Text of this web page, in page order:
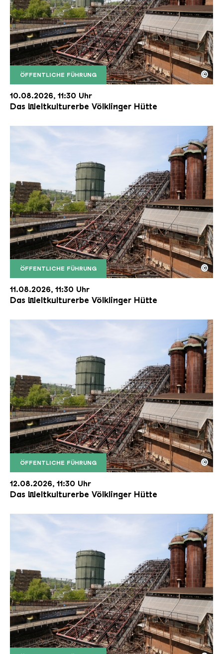
ÖFFENTLICHE FÜHRUNG
Der Erzschrägaufzug der Völklinger Hütte mit
Copyright: Weltkulturerbe Völklinger Hütte | Karl
©
10.08.2026, 11:30 Uhr
Das Weltkulturerbe Völklinger Hütte
ÖFFENTLICHE FÜHRUNG
Der Erzschrägaufzug der Völklinger Hütte mit
Copyright: Weltkulturerbe Völklinger Hütte | Karl
©
11.08.2026, 11:30 Uhr
Das Weltkulturerbe Völklinger Hütte
ÖFFENTLICHE FÜHRUNG
Der Erzschrägaufzug der Völklinger Hütte mit
Copyright: Weltkulturerbe Völklinger Hütte | Karl
©
12.08.2026, 11:30 Uhr
Das Weltkulturerbe Völklinger Hütte